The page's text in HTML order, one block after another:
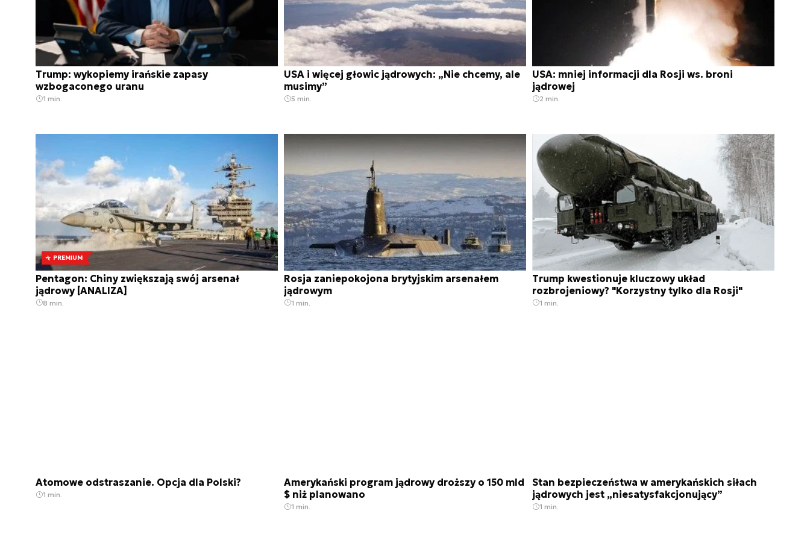
Trump: wykopiemy irańskie zapasy
wzbogaconego uranu
1 min.
USA i więcej głowic jądrowych: „Nie chcemy, ale
musimy”
5 min.
USA: mniej informacji dla Rosji ws. broni
jądrowej
2 min.
PREMIUM
Pentagon: Chiny zwiększają swój arsenał
jądrowy [ANALIZA]
8 min.
Rosja zaniepokojona brytyjskim arsenałem
jądrowym
1 min.
Trump kwestionuje kluczowy układ
rozbrojeniowy? "Korzystny tylko dla Rosji"
1 min.
Atomowe odstraszanie. Opcja dla Polski?
1 min.
Amerykański program jądrowy droższy o 150 mld
$ niż planowano
1 min.
Stan bezpieczeństwa w amerykańskich siłach
jądrowych jest „niesatysfakcjonujący”
1 min.